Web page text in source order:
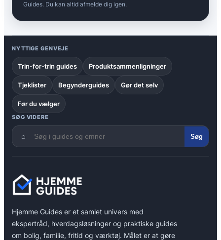
Guides. Du kan altid afmelde dig igen.
NYTTIGE GENVEJE
Trin-for-trin guides Produktsammenligninger
Tjeklister Begynderguides Gør det selv
Før du vælger
SØG VIDERE
⌕ Søg
Hjemme Guides er et samlet univers med
ekspertråd, hverdagsløsninger og praktiske guides
om bolig, familie, fritid og værktøj. Målet er at gøre